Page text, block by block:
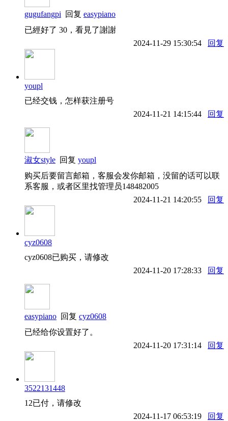
gugufangpi 回复 easypiano
已經好了 30，看見了謝謝
2024-11-29 15:30:54
回复
youpl
已经交钱，怎样获注册号
2024-11-21 14:15:44
回复
淑女style 回复 youpl
购买后要留言邮箱，客服会发你邮箱，没留的话可以联
系客服，或者区里找管理员148482005
2024-11-21 14:20:55
回复
cyz0608
cyz0608已购买，请修改
2024-11-20 17:28:33
回复
easypiano 回复 cyz0608
已经给你设置好了。
2024-11-20 17:31:14
回复
3522131448
12已付，请修改
2024-11-17 06:53:19
回复